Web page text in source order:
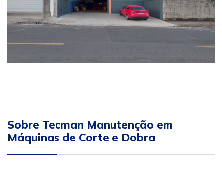
Sobre Tecman Manutenção em
Máquinas de Corte e Dobra